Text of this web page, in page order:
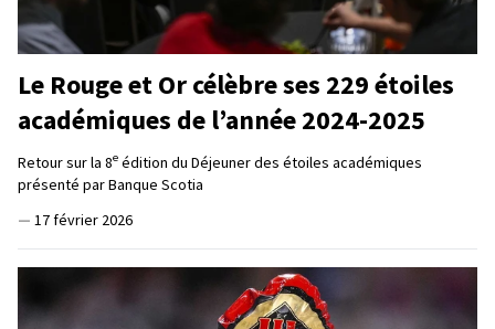
Le Rouge et Or célèbre ses 229 étoiles
académiques de l’année 2024-2025
Retour sur la 8e édition du Déjeuner des étoiles académiques
présenté par Banque Scotia
— 17 février 2026